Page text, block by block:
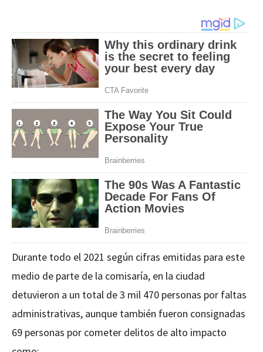
Durante todo el 2021 según cifras emitidas para este
medio de parte de la comisaría, en la ciudad
detuvieron a un total de 3 mil 470 personas por faltas
administrativas, aunque también fueron consignadas
69 personas por cometer delitos de alto impacto